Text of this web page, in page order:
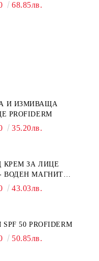
68.85лв.
И ИЗМИВАЩА
PROFIDERM
35.20лв.
КРЕМ ЗА ЛИЦЕ
ВОДЕН МАГНИТ
43.03лв.
SPF 50 PROFIDERM
50.85лв.